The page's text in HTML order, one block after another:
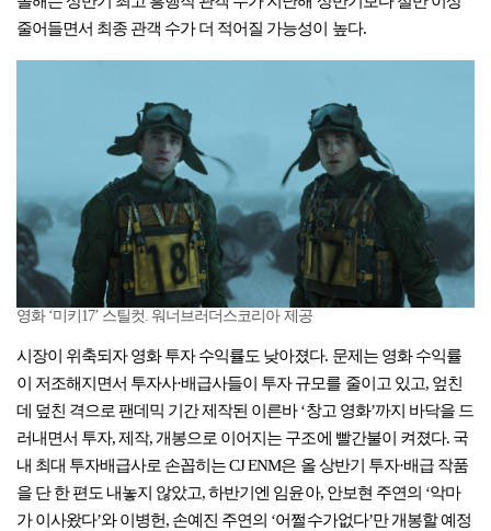
줄어들면서 최종 관객 수가 더 적어질 가능성이 높다.
영화 ‘미키17’ 스틸컷. 워너브러더스코리아 제공
시장이 위축되자 영화 투자 수익률도 낮아졌다. 문제는 영화 수익률
이 저조해지면서 투자사·배급사들이 투자 규모를 줄이고 있고, 엎친
데 덮친 격으로 팬데믹 기간 제작된 이른바 ‘창고 영화’까지 바닥을 드
러내면서 투자, 제작, 개봉으로 이어지는 구조에 빨간불이 켜졌다. 국
내 최대 투자배급사로 손꼽히는 CJ ENM은 올 상반기 투자·배급 작품
을 단 한 편도 내놓지 않았고, 하반기엔 임윤아, 안보현 주연의 ‘악마
가 이사왔다’와 이병헌, 손예진 주연의 ‘어쩔수가없다’만 개봉할 예정